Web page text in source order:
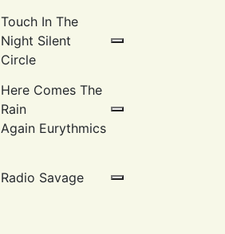
Touch In The
Night Silent
Circle
Here Comes The
Rain
Again Eurythmics
Radio Savage